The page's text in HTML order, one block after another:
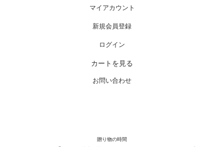
マイアカウント
新規会員登録
ログイン
カートを見る
お問い合わせ
贈り物の時間